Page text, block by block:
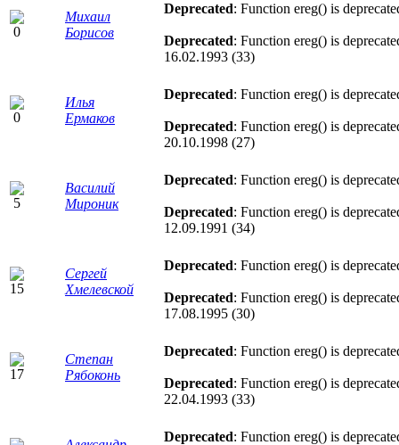
Михаил
Борисов
Deprecated: Function ereg() is
Deprecated: Function ereg() is
16.02.1993 (33)
Илья
Ермаков
Deprecated: Function ereg() is
Deprecated: Function ereg() is
20.10.1998 (27)
Василий
Мироник
Deprecated: Function ereg() is
Deprecated: Function ereg() is
12.09.1991 (34)
Сергей
Хмелевской
Deprecated: Function ereg() is
Deprecated: Function ereg() is
17.08.1995 (30)
Степан
Рябоконь
Deprecated: Function ereg() is
Deprecated: Function ereg() is
22.04.1993 (33)
Deprecated: Function ereg() is